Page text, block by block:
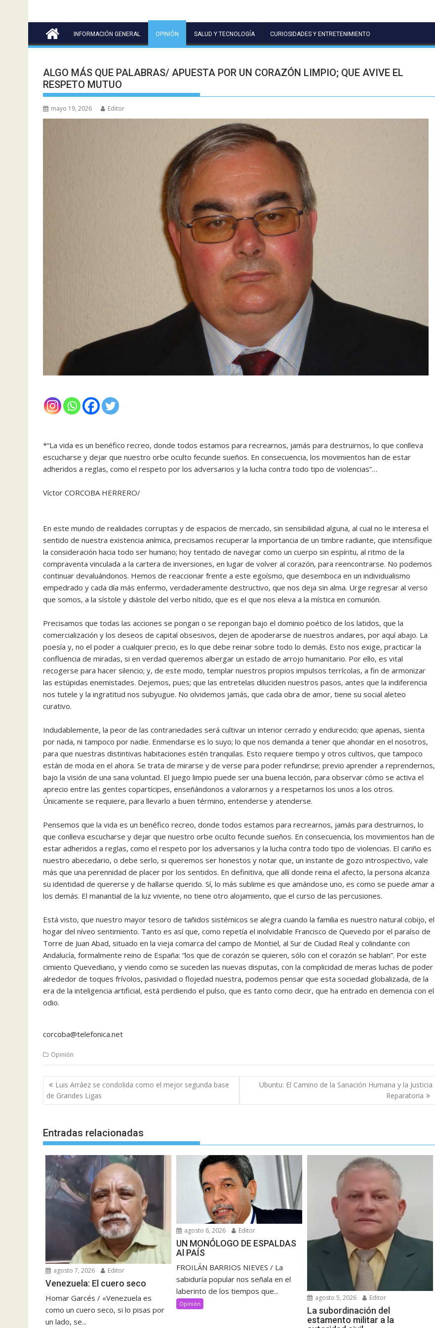
INFORMACIÓN GENERAL OPINIÓN SALUD Y TECNOLOGÍA CURIOSIDADES Y ENTRETENIMIENTO
ALGO MÁS QUE PALABRAS/ APUESTA POR UN CORAZÓN LIMPIO; QUE AVIVE EL
RESPETO MUTUO
mayo 19, 2026 Editor
*“La vida es un benéfico recreo, donde todos estamos para recrearnos, jamás para destruirnos, lo que conlleva
escucharse y dejar que nuestro orbe oculto fecunde sueños. En consecuencia, los movimientos han de estar
adheridos a reglas, como el respeto por los adversarios y la lucha contra todo tipo de violencias”…
Víctor CORCOBA HERRERO/
En este mundo de realidades corruptas y de espacios de mercado, sin sensibilidad alguna, al cual no le interesa el
sentido de nuestra existencia anímica, precisamos recuperar la importancia de un timbre radiante, que intensifique
la consideración hacia todo ser humano; hoy tentado de navegar como un cuerpo sin espíritu, al ritmo de la
compraventa vinculada a la cartera de inversiones, en lugar de volver al corazón, para reencontrarse. No podemos
continuar devaluándonos. Hemos de reaccionar frente a este egoísmo, que desemboca en un individualismo
empedrado y cada día más enfermo, verdaderamente destructivo, que nos deja sin alma. Urge regresar al verso
que somos, a la sístole y diástole del verbo nítido, que es el que nos eleva a la mística en comunión.
Precisamos que todas las acciones se pongan o se repongan bajo el dominio poético de los latidos, que la
comercialización y los deseos de capital obsesivos, dejen de apoderarse de nuestros andares, por aquí abajo. La
poesía y, no el poder a cualquier precio, es lo que debe reinar sobre todo lo demás. Esto nos exige, practicar la
confluencia de miradas, si en verdad queremos albergar un estado de arrojo humanitario. Por ello, es vital
recogerse para hacer silencio; y, de este modo, templar nuestros propios impulsos terrícolas, a fin de armonizar
las estúpidas enemistades. Dejemos, pues; que las entretelas diluciden nuestros pasos, antes que la indiferencia
nos tutele y la ingratitud nos subyugue. No olvidemos jamás, que cada obra de amor, tiene su social aleteo
curativo.
Indudablemente, la peor de las contrariedades será cultivar un interior cerrado y endurecido; que apenas, sienta
por nada, ni tampoco por nadie. Enmendarse es lo suyo; lo que nos demanda a tener que ahondar en el nosotros,
para que nuestras distintivas habitaciones estén tranquilas. Esto requiere tiempo y otros cultivos, que tampoco
están de moda en el ahora. Se trata de mirarse y de verse para poder refundirse; previo aprender a reprendernos,
bajo la visión de una sana voluntad. El juego limpio puede ser una buena lección, para observar cómo se activa el
aprecio entre las gentes copartícipes, enseñándonos a valorarnos y a respetarnos los unos a los otros.
Únicamente se requiere, para llevarlo a buen término, entenderse y atenderse.
Pensemos que la vida es un benéfico recreo, donde todos estamos para recrearnos, jamás para destruirnos, lo
que conlleva escucharse y dejar que nuestro orbe oculto fecunde sueños. En consecuencia, los movimientos han de
estar adheridos a reglas, como el respeto por los adversarios y la lucha contra todo tipo de violencias. El cariño es
nuestro abecedario, o debe serlo, si queremos ser honestos y notar que, un instante de gozo introspectivo, vale
más que una perennidad de placer por los sentidos. En definitiva, que allí donde reina el afecto, la persona alcanza
su identidad de quererse y de hallarse querido. Sí, lo más sublime es que amándose uno, es como se puede amar a
los demás. El manantial de la luz viviente, no tiene otro alojamiento, que el curso de las percusiones.
Está visto, que nuestro mayor tesoro de tañidos sistémicos se alegra cuando la familia es nuestro natural cobijo, el
hogar del níveo sentimiento. Tanto es así que, como repetía el inolvidable Francisco de Quevedo por el paraíso de
Torre de Juan Abad, situado en la vieja comarca del campo de Montiel, al Sur de Ciudad Real y colindante con
Andalucía, formalmente reino de España: “los que de corazón se quieren, sólo con el corazón se hablan”. Por este
cimiento Quevediano, y viendo como se suceden las nuevas disputas, con la complicidad de meras luchas de poder
alrededor de toques frívolos, pasividad o flojedad nuestra, podemos pensar que esta sociedad globalizada, de la
era de la inteligencia artificial, está perdiendo el pulso, que es tanto como decir, que ha entrado en demencia con el
odio.
corcoba@telefonica.net
Opinión
Navegación
de
entradas
Luis Arráez se condolida como el mejor segunda base
de Grandes Ligas
Ubuntu: El Camino de la Sanación Humana y la Justicia
Reparatoria
Entradas relacionadas
agosto 7, 2026 Editor
Venezuela: El cuero seco
Homar Garcés / «Venezuela es
como un cuero seco, si lo pisas por
un lado, se...
agosto 6, 2026 Editor
UN MONÓLOGO DE ESPALDAS
Al PAÍS
FROILÁN BARRIOS NIEVES / La
sabiduría popular nos señala en el
laberinto de los tiempos que...
Opinión
agosto 5, 2026 Editor
La subordinación del
estamento militar a la